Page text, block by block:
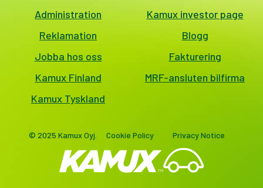
Administration
Reklamation
Jobba hos oss
Kamux Finland
Kamux Tyskland
Kamux investor page
Blogg
Fakturering
MRF-ansluten bilfirma
© 2025 Kamux Oyj. Cookie Policy Privacy Notice